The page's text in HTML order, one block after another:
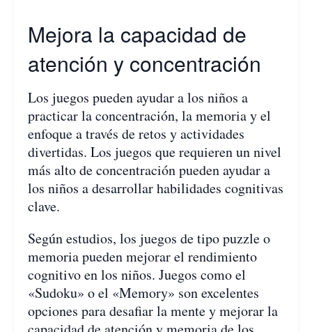
Mejora la capacidad de
atención y concentración
Los juegos pueden ayudar a los niños a
practicar la concentración, la memoria y el
enfoque a través de retos y actividades
divertidas. Los juegos que requieren un nivel
más alto de concentración pueden ayudar a
los niños a desarrollar habilidades cognitivas
clave.
Según estudios, los juegos de tipo puzzle o
memoria pueden mejorar el rendimiento
cognitivo en los niños. Juegos como el
«Sudoku» o el «Memory» son excelentes
opciones para desafiar la mente y mejorar la